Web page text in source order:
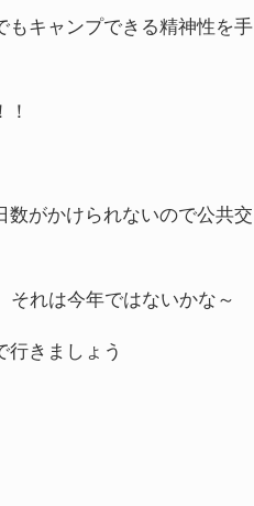
もキャンプできる精神性を手
数がかけられないので公共交
それは今年ではないかな～
行きましょう